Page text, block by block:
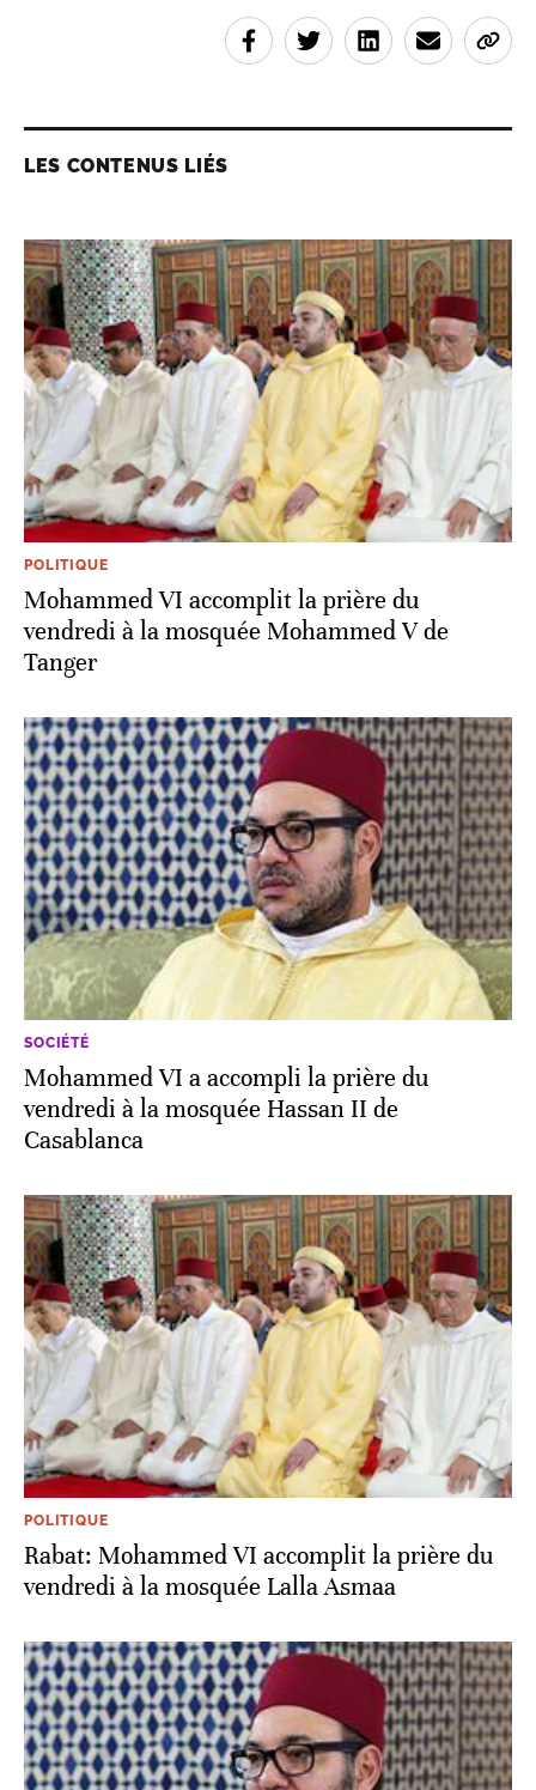
LES CONTENUS LIÉS
POLITIQUE
Mohammed VI accomplit la prière du
vendredi à la mosquée Mohammed V de
Tanger
SOCIÉTÉ
Mohammed VI a accompli la prière du
vendredi à la mosquée Hassan II de
Casablanca
POLITIQUE
Rabat: Mohammed VI accomplit la prière du
vendredi à la mosquée Lalla Asmaa